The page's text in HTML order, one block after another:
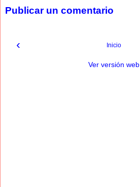
Publicar un comentario
‹ Inicio
Ver versión web